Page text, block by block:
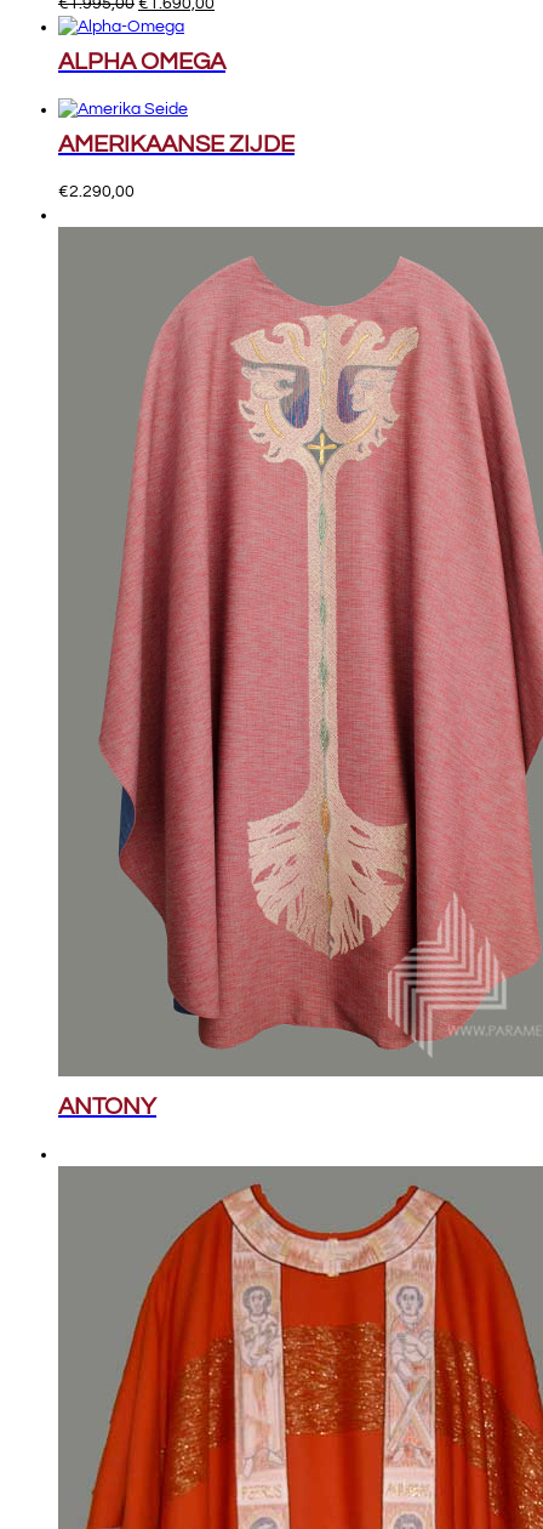
€1.995,00
prijs
was:
€1.995,00.
€1.690,00
is:
€1.690,00.
ALPHA OMEGA
AMERIKAANSE ZIJDE
€2.290,00
ANTONY